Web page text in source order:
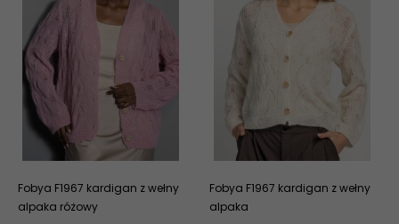
Fobya F1967 kardigan z wełny
alpaka różowy
Fobya F1967 kardigan z wełny
alpaka